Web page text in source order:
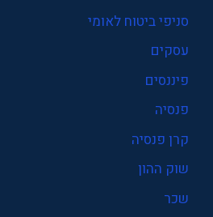
סניפי ביטוח לאומי
עסקים
פיננסים
פנסיה
קרן פנסיה
שוק ההון
שכר